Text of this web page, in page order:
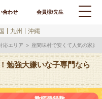
合わせ 会員様/先生
九州 沖縄
応エリア 座間味村で安くて人気の家庭
勉強大嫌いな子専門なら